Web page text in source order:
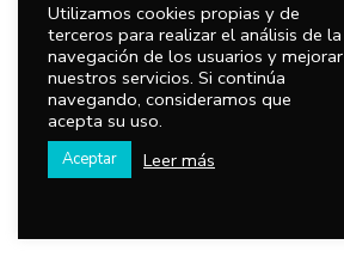
Utilizamos cookies propias y de
terceros para realizar el análisis de la
navegación de los usuarios y mejorar
nuestros servicios. Si continúa
navegando, consideramos que
acepta su uso.
Aceptar Leer más